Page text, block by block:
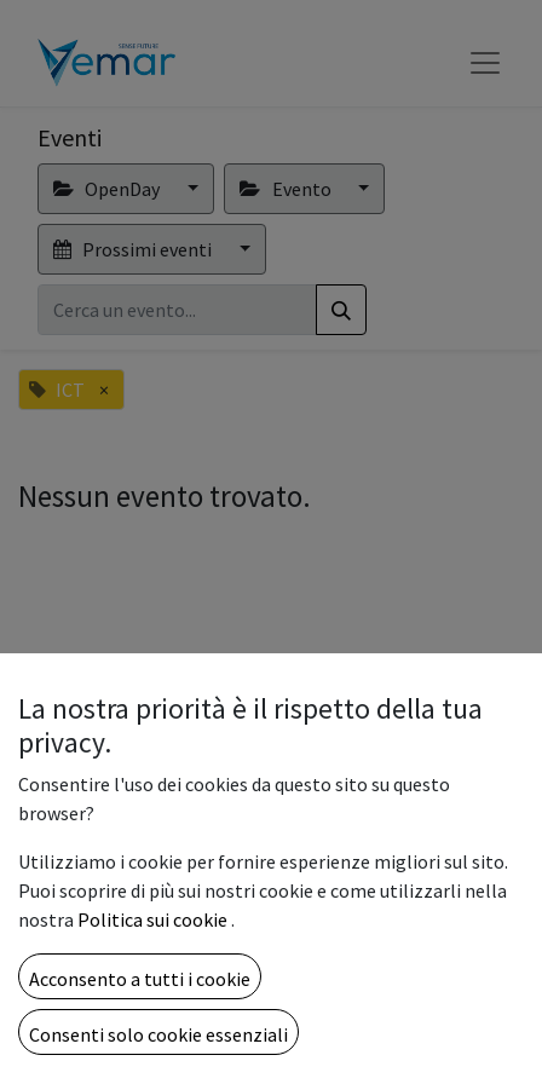
Eventi
OpenDay Evento
Prossimi eventi
ICT ×
Nessun evento trovato.
Copyright © Vemar sas
Fornito da - Il n° 1 tra gli
La nostra priorità è il rispetto della tua
privacy.
Consentire l'uso dei cookies da questo sito su questo
browser?
Utilizziamo i cookie per fornire esperienze migliori sul sito.
Puoi scoprire di più sui nostri cookie e come utilizzarli nella
nostra Politica sui cookie .
Acconsento a tutti i cookie
Consenti solo cookie essenziali